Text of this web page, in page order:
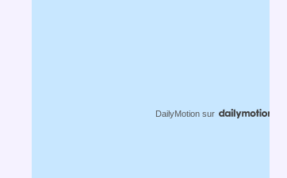
DailyMotion sur